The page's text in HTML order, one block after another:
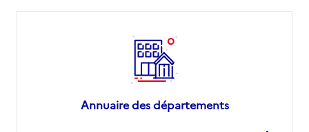
Annuaire des départements